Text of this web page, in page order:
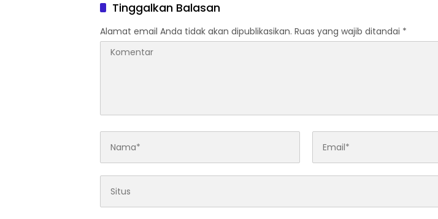
Tinggalkan Balasan
Alamat email Anda tidak akan dipublikasikan. Ruas yang wajib ditandai *